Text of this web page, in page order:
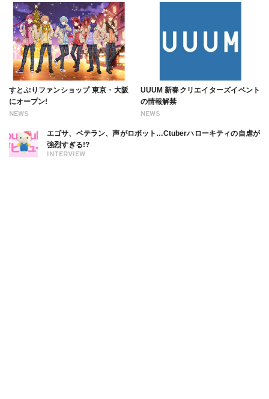
NEWS
すとぷりファンショップ 東京・大阪
にオープン!
NEWS
UUUM 新春クリエイターズイベント
の情報解禁
INTERVIEW
エゴサ、ベテラン、声がロボット…Ctuberハローキティの自虐が
強烈すぎる!?